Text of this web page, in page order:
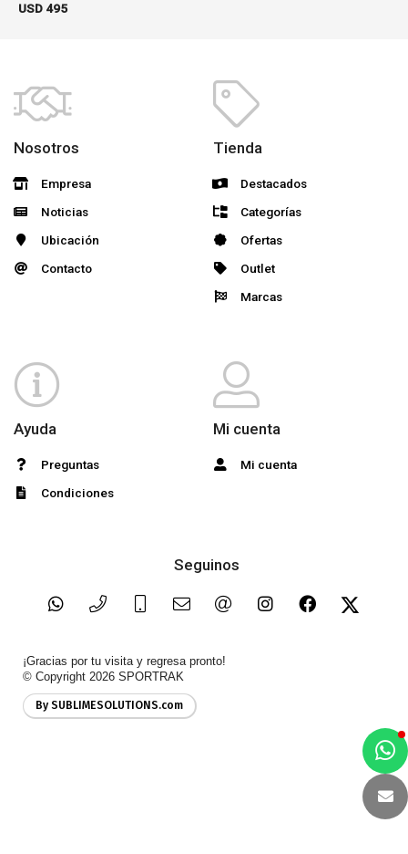
USD 495
Nosotros
Empresa
Noticias
Ubicación
Contacto
Tienda
Destacados
Categorías
Ofertas
Outlet
Marcas
Ayuda
Preguntas
Condiciones
Mi cuenta
Mi cuenta
Seguinos
¡Gracias por tu visita y regresa pronto!
© Copyright 2026 SPORTRAK
By SUBLIMESOLUTIONS.com